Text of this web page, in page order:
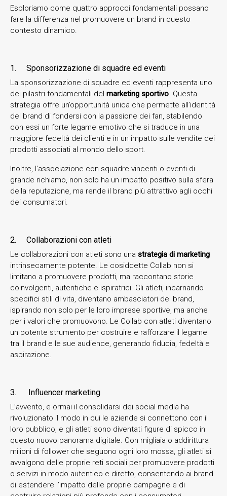
Esploriamo come quattro approcci fondamentali possano
fare la differenza nel promuovere un brand in questo
contesto dinamico.
1. Sponsorizzazione di squadre ed eventi
La sponsorizzazione di squadre ed eventi rappresenta uno
dei pilastri fondamentali del marketing sportivo. Questa
strategia offre un’opportunità unica che permette all’identità
del brand di fondersi con la passione dei fan, stabilendo
con essi un forte legame emotivo che si traduce in una
maggiore fedeltà dei clienti e in un impatto sulle vendite dei
prodotti associati al mondo dello sport.
Inoltre, l’associazione con squadre vincenti o eventi di
grande richiamo, non solo ha un impatto positivo sulla sfera
della reputazione, ma rende il brand più attrattivo agli occhi
dei consumatori.
2. Collaborazioni con atleti
Le collaborazioni con atleti sono una strategia di marketing
intrinsecamente potente. Le cosiddette Collab non si
limitano a promuovere prodotti, ma raccontano storie
coinvolgenti, autentiche e ispiratrici. Gli atleti, incarnando
specifici stili di vita, diventano ambasciatori del brand,
ispirando non solo per le loro imprese sportive, ma anche
per i valori che promuovono. Le Collab con atleti diventano
un potente strumento per costruire e rafforzare il legame
tra il brand e le sue audience, generando fiducia, fedeltà e
aspirazione.
3. Influencer marketing
L’avvento, e ormai il consolidarsi dei social media ha
rivoluzionato il modo in cui le aziende si connettono con il
loro pubblico, e gli atleti sono diventati figure di spicco in
questo nuovo panorama digitale. Con migliaia o addirittura
milioni di follower che seguono ogni loro mossa, gli atleti si
avvalgono delle proprie reti sociali per promuovere prodotti
o servizi in modo autentico e diretto, consentendo ai brand
di estendere l’impatto delle proprie campagne e di